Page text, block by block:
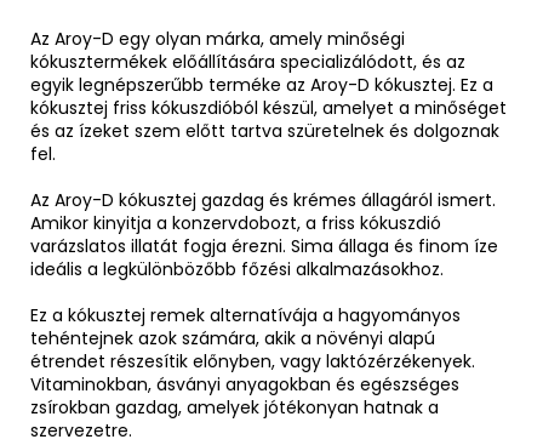
Az Aroy-D egy olyan márka, amely minőségi
kókusztermékek előállítására specializálódott, és az
egyik legnépszerűbb terméke az Aroy-D kókusztej. Ez a
kókusztej friss kókuszdióból készül, amelyet a minőséget
és az ízeket szem előtt tartva szüretelnek és dolgoznak
fel.
Az Aroy-D kókusztej gazdag és krémes állagáról ismert.
Amikor kinyitja a konzervdobozt, a friss kókuszdió
varázslatos illatát fogja érezni. Sima állaga és finom íze
ideális a legkülönbözőbb főzési alkalmazásokhoz.
Ez a kókusztej remek alternatívája a hagyományos
tehéntejnek azok számára, akik a növényi alapú
étrendet részesítik előnyben, vagy laktózérzékenyek.
Vitaminokban, ásványi anyagokban és egészséges
zsírokban gazdag, amelyek jótékonyan hatnak a
szervezetre.